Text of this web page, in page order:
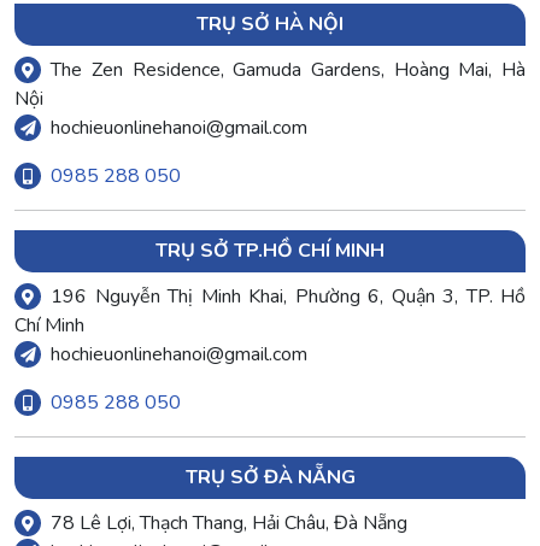
TRỤ SỞ HÀ NỘI
The Zen Residence, Gamuda Gardens, Hoàng Mai, Hà
Nội
hochieuonlinehanoi@gmail.com
0985 288 050
TRỤ SỞ TP.HỒ CHÍ MINH
196 Nguyễn Thị Minh Khai, Phường 6, Quận 3, TP. Hồ
Chí Minh
hochieuonlinehanoi@gmail.com
0985 288 050
TRỤ SỞ ĐÀ NẴNG
78 Lê Lợi, Thạch Thang, Hải Châu, Đà Nẵng